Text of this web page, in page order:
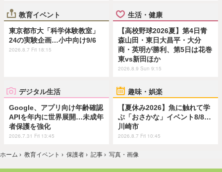
教育イベント
東京都市大「科学体験教室」
24の実験企画…小中向け9/6
2026.8.7 Fri 18:15
生活・健康
【高校野球2026夏】第4日青
森山田・東日大昌平・大分
商・英明が勝利、第5日は花巻
東vs新田ほか
2026.8.9 Sun 9:15
デジタル生活
Google、アプリ向け年齢確認
APIを年内に世界展開…未成年
者保護を強化
2026.7.31 Fri 13:45
趣味・娯楽
【夏休み2026】魚に触れて学
ぶ「おさかな」イベント8/8…
川崎市
2026.8.7 Fri 10:45
ホーム › 教育イベント › 保護者 › 記事 › 写真・画像